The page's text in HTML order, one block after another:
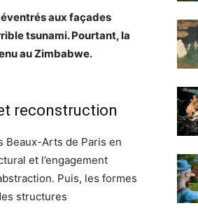
aux façades
tsunami. Pourtant, la
au Zimbabwe.
reconstruction
Beaux-Arts de Paris en
et l’engagement
Puis, les formes
structures